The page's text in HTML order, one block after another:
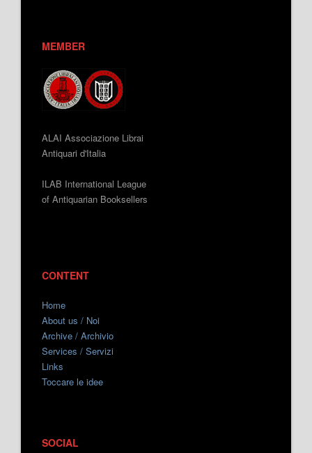
MEMBER
ALAI Associazione Librai
Antiquari d'Italia
ILAB International League
of Antiquarian Booksellers
CONTENT
Home
About us / Noi
Archive / Archivio
Services / Servizi
Links
Toccare le idee
SOCIAL